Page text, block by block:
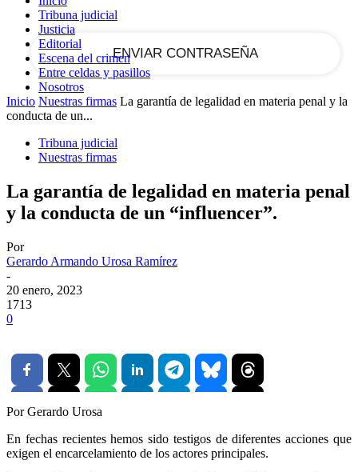
Tribuna judicial
Justicia
Editorial
Escena del crimen
Entre celdas y pasillos
Nosotros
Inicio Nuestras firmas La garantía de legalidad en materia penal y la
conducta de un...
Tribuna judicial
Nuestras firmas
La garantía de legalidad en materia penal
y la conducta de un “influencer”.
Por
Gerardo Armando Urosa Ramírez
-
20 enero, 2023
1713
0
Por Gerardo Urosa
En fechas recientes hemos sido testigos de diferentes acciones que
exigen el encarcelamiento de los actores principales.